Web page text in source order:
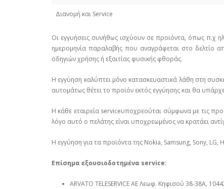
Διανομή και Service
Οι εγγυήσεις συνήθως ισχύουν σε προϊόντα, όπως π.χ
ημερομηνία παραλαβής που αναγράφεται στο δελτίο
οδηγιών χρήσης ή εξαιτίας φυσικής φθοράς.
Η εγγύηση καλύπτει μόνο κατασκευαστικά λάθη στη
αυτομάτως θέτει το προϊόν εκτός εγγύησης και θα
Η κάθε εταιρεία serviceυποχρεούται σύμφωνα με τις
λόγο αυτό ο πελάτης είναι υποχρεωμένος να κρατάει
Η εγγύηση για τα προϊόντα της Nokia, Samsung, Sony, LG,
Επίσημα εξουσιοδοτημένα service:
ARVATO TELESERVICE ΑΕ Λεωφ. Κηφισού 38-38Α,